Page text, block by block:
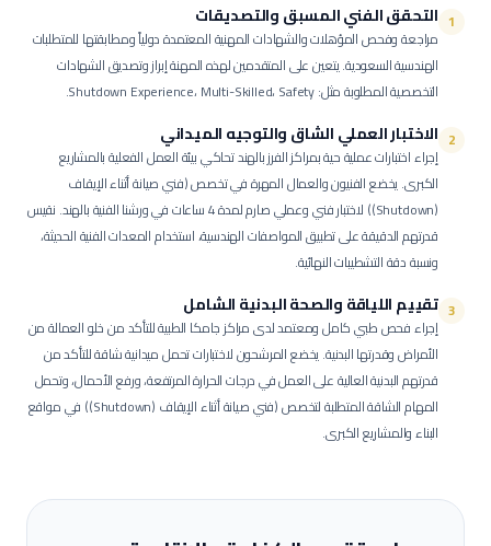
1 التحقق الفني المسبق والتصديقات
مراجعة وفحص المؤهلات والشهادات المهنية المعتمدة دولياً ومطابقتها للمتطلبات
الهندسية السعودية.يتعين على المتقدمين لهذه المهنة إبراز وتصديق الشهادات
التخصصية المطلوبة مثل: Shutdown Experience، Multi-Skilled، Safety.
2 الاختبار العملي الشاق والتوجيه الميداني
إجراء اختبارات عملية حية بمراكز الفرز بالهند تحاكي بيئة العمل الفعلية بالمشاريع
الكبرى.يخضع الفنيون والعمال المهرة في تخصص (فني صيانة أثناء الإيقاف
(Shutdown)) لاختبار فني وعملي صارم لمدة 4 ساعات في ورشنا الفنية بالهند. نقيس
قدرتهم الدقيقة على تطبيق المواصفات الهندسية، استخدام المعدات الفنية الحديثة،
ونسبة دقة التشطيبات النهائية.
3 تقييم اللياقة والصحة البدنية الشامل
إجراء فحص طبي كامل ومعتمد لدى مراكز جامكا الطبية للتأكد من خلو العمالة من
الأمراض وقدرتها البدنية.يخضع المرشحون لاختبارات تحمل ميدانية شاقة للتأكد من
قدرتهم البدنية العالية على العمل في درجات الحرارة المرتفعة، ورفع الأحمال، وتحمل
المهام الشاقة المتطلبة لتخصص (فني صيانة أثناء الإيقاف (Shutdown)) في مواقع
البناء والمشاريع الكبرى.